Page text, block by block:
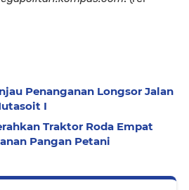
Penanganan Longsor Jalan
I
Traktor Roda Empat
Pangan Petani